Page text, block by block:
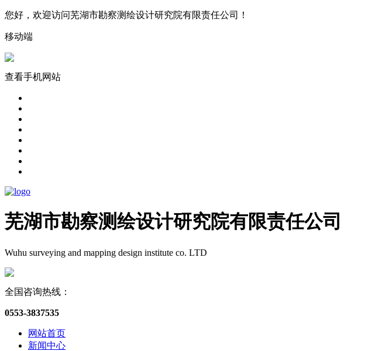
您好，欢迎访问芜湖市勘察测绘设计研究院有限责任公司！​
移动端
查看手机网站
芜湖市勘察测绘设计研究院有限责任公司
Wuhu surveying and mapping design institute co. LTD
全国咨询热线：
0553-3837535
网站首页
新闻中心